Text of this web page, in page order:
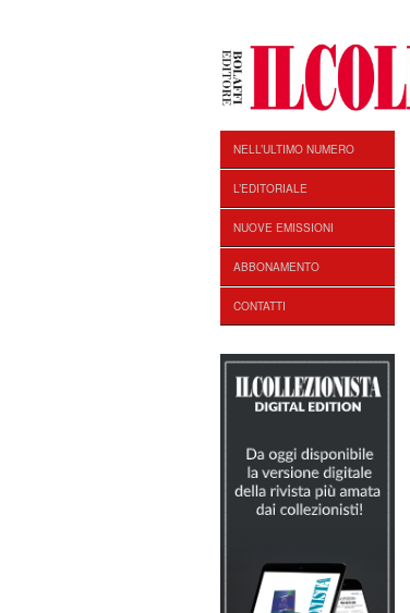
NELL’ULTIMO NUMERO
L’EDITORIALE
NUOVE EMISSIONI
ABBONAMENTO
CONTATTI